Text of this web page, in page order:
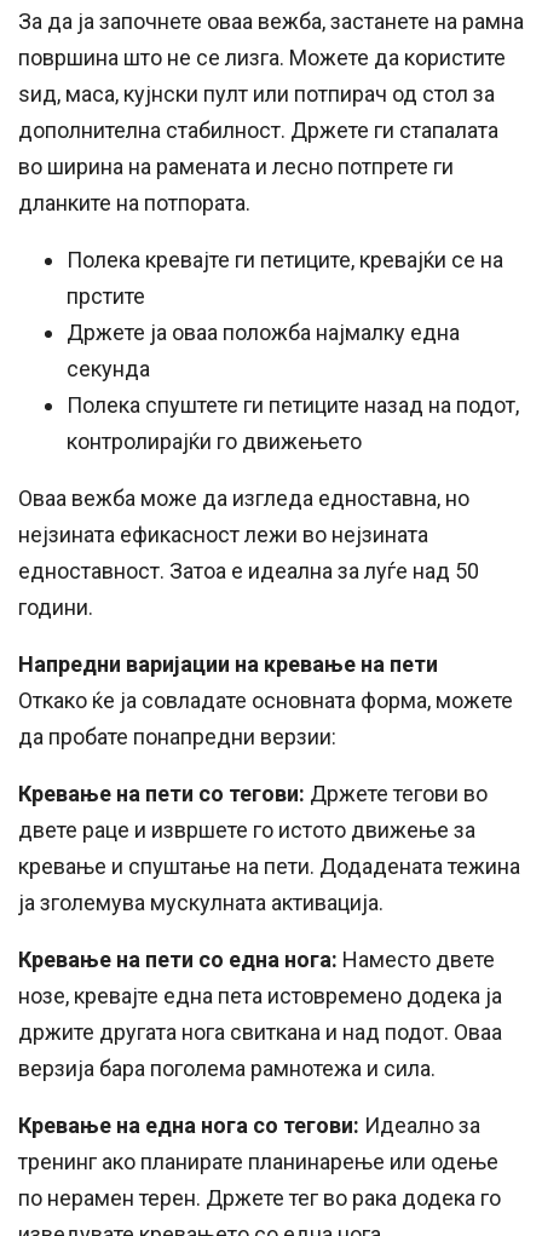
За да ја започнете оваа вежба, застанете на рамна
површина што не се лизга. Можете да користите
ѕид, маса, кујнски пулт или потпирач од стол за
дополнителна стабилност. Држете ги стапалата
во ширина на рамената и лесно потпрете ги
дланките на потпората.
Полека кревајте ги петиците, кревајќи се на
прстите
Држете ја оваа положба најмалку една
секунда
Полека спуштете ги петиците назад на подот,
контролирајќи го движењето
Оваа вежба може да изгледа едноставна, но
нејзината ефикасност лежи во нејзината
едноставност. Затоа е идеална за луѓе над 50
години.
Напредни варијации на кревање на пети
Откако ќе ја совладате основната форма, можете
да пробате понапредни верзии:
Кревање на пети со тегови: Држете тегови во
двете раце и извршете го истото движење за
кревање и спуштање на пети. Додадената тежина
ја зголемува мускулната активација.
Кревање на пети со една нога: Наместо двете
нозе, кревајте една пета истовремено додека ја
држите другата нога свиткана и над подот. Оваа
верзија бара поголема рамнотежа и сила.
Кревање на една нога со тегови: Идеално за
тренинг ако планирате планинарење или одење
по нерамен терен. Држете тег во рака додека го